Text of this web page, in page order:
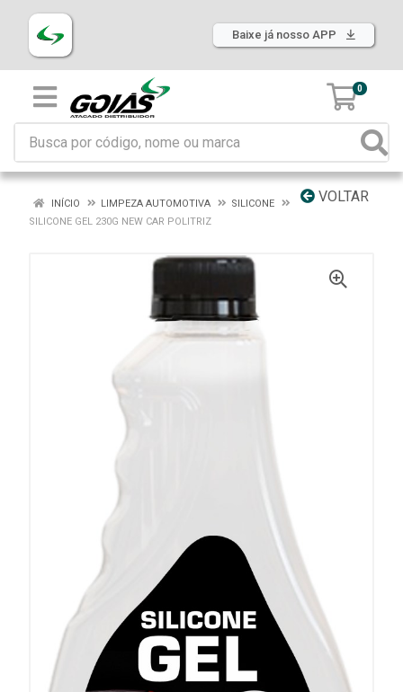
Baixe já nosso APP
0
VOLTAR
INÍCIO LIMPEZA AUTOMOTIVA
SILICONE
SILICONE GEL 230G NEW CAR POLITRIZ